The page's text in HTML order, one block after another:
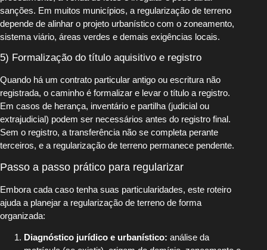
sanções. Em muitos municípios, a regularização de terreno
depende de alinhar o projeto urbanístico com o zoneamento,
sistema viário, áreas verdes e demais exigências locais.
5) Formalização do título aquisitivo e registro
Quando há um contrato particular antigo ou escritura não
registrada, o caminho é formalizar e levar o título a registro.
Em casos de herança, inventário e partilha (judicial ou
extrajudicial) podem ser necessários antes do registro final.
Sem o registro, a transferência não se completa perante
terceiros, e a regularização de terreno permanece pendente.
Passo a passo prático para regularizar
Embora cada caso tenha suas particularidades, este roteiro
ajuda a planejar a regularização de terreno de forma
organizada:
Diagnóstico jurídico e urbanístico: análise da